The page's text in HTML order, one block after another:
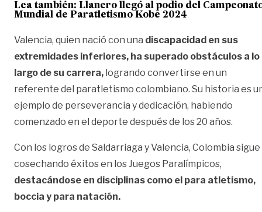
Lea también: Llanero llegó al podio del
Mundial de Paratletismo Kobe 2024
Valencia, quien nació con una discapacidad en sus
extremidades inferiores, ha superado obstáculos a lo
largo de su carrera, logrando convertirse en un
referente del paratletismo colombiano. Su historia es
ejemplo de perseverancia y dedicación, habiendo
comenzado en el deporte después de los 20 años.
Con los logros de Saldarriaga y Valencia, Colombia sigue
cosechando éxitos en los Juegos Paralímpicos,
destacándose en disciplinas como el para atletismo,
boccia y para natación.